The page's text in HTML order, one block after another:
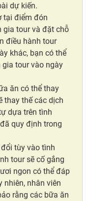
dự kiến.
tại điểm đón
gia tour và đặt chỗ
điều hành tour
khác, bạn có thể
tour vào ngày
ăn có thể thay
thay thế các dịch
dựa trên tình
quy định trong
tùy vào tình
tour sẽ cố gắng
ngon có thể đáp
nhiên, nhân viên
rằng các bữa ăn